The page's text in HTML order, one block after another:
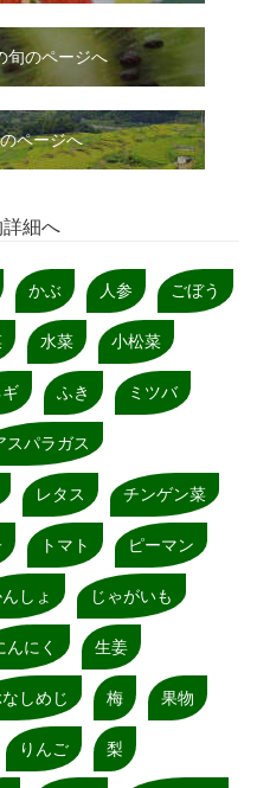
旬のページへ
ページへ
詳細へ
かぶ 人参 ごぼう
水菜 小松菜
ふき ミツバ
スパラガス
レタス チンゲン菜
トマト ピーマン
しょ じゃがいも
んにく 生姜
しめじ 梅 果物
りんご 梨